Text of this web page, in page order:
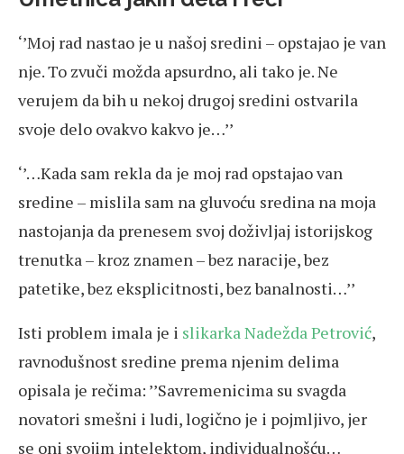
‘’Moj rad nastao je u našoj sredini – opstajao je van
nje. To zvuči možda apsurdno, ali tako je. Ne
verujem da bih u nekoj drugoj sredini ostvarila
svoje delo ovakvo kakvo je…’’
‘’…Kada sam rekla da je moj rad opstajao van
sredine – mislila sam na gluvoću sredina na moja
nastojanja da prenesem svoj doživljaj istorijskog
trenutka – kroz znamen – bez naracije, bez
patetike, bez eksplicitnosti, bez banalnosti…’’
Isti problem imala je i slikarka Nadežda Petrović,
ravnodušnost sredine prema njenim delima
opisala je rečima: ’’Savremenicima su svagda
novatori smešni i ludi, logično je i pojmljivo, jer
se oni svojim intelektom, individualnošću…